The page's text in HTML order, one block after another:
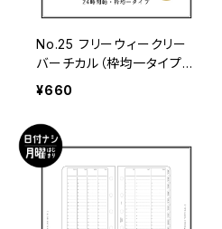
No.25 フリーウィークリー
バーチカル（枠均一タイプ・
M5サイズ）
¥660